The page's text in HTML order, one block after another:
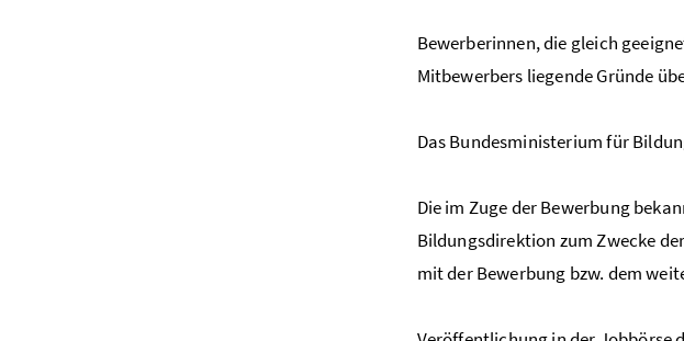
Bewerberinnen, die gleich
Mitbewerbers liegende Gründe
Das Bundesministerium für
Die im Zuge der Bewerbung
Bildungsdirektion zum Zwecke
mit der Bewerbung bzw. dem